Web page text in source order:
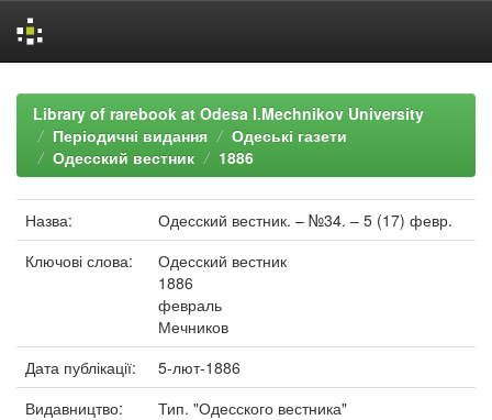
navigationLibrary of rarebook at Odesa I.Mechnikov University
Періодичні видання
Одеські газети
Одесский вестник
1886
Назва:
Одесский вестник. – №34. – 5 (17) февр.
Ключові слова:
Одесский вестник
1886
февраль
Мечников
Дата публікації:
5-лют-1886
Видавництво:
Тип. "Одесского вестника"